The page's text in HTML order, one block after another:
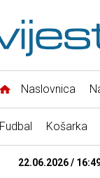
Naslovnica
Fudbal Košarka
22.06.2026 /